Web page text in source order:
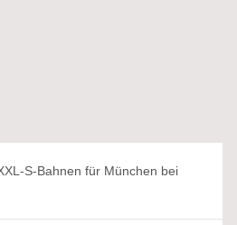
S-Bahnen für München bei